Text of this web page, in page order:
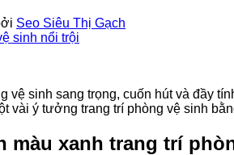
Seo Siêu Thị Gạch
vệ sinh sang trọng, cuốn hút và đầy
vài ý tưởng trang trí phòng vệ sinh
màu xanh trang trí